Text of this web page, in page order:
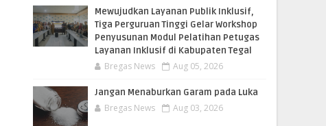
​Mewujudkan Layanan Publik Inklusif,
Tiga Perguruan Tinggi Gelar Workshop
Penyusunan Modul Pelatihan Petugas
Layanan Inklusif di Kabupaten Tegal
Bregas News Aug 05, 2026
Jangan Menaburkan Garam pada Luka
Bregas News Aug 03, 2026